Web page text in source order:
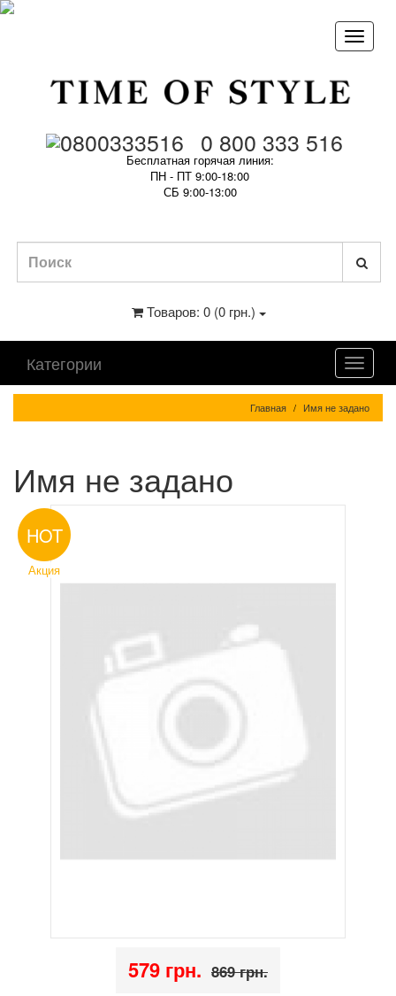
0 800 333 516
Бесплатная горячая линия:
ПН - ПТ 9:00-18:00
СБ 9:00-13:00
Товаров: 0 (0 грн.)
Категории
Главная Имя не задано
Имя не задано
HOT
Акция
579 грн. 869 грн.